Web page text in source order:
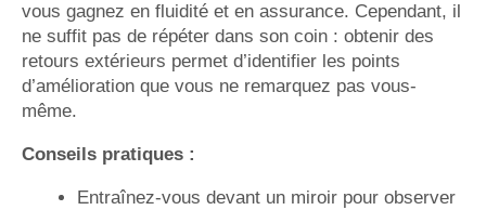
vous gagnez en fluidité et en assurance. Cependant, il
ne suffit pas de répéter dans son coin : obtenir des
retours extérieurs permet d’identifier les points
d’amélioration que vous ne remarquez pas vous-
même.
Conseils pratiques :
Entraînez-vous devant un miroir pour observer